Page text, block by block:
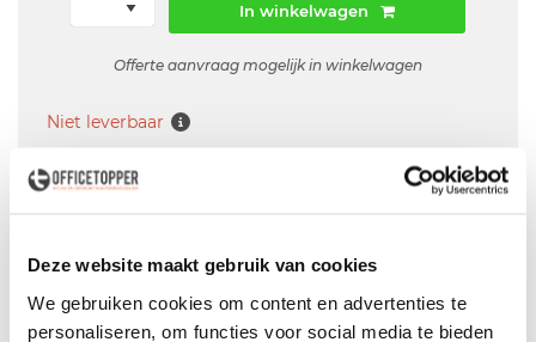
Deze website maakt gebruik van cookies
We gebruiken cookies om content en advertenties te
personaliseren, om functies voor social media te bieden
In winkelwagen
Offerte aanvraag mogelijk in winkelwagen
Niet leverbaar
ProfessioneleBezorg- en Montageservice